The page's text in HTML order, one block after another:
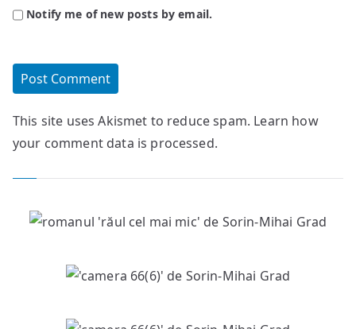
Notify me of new posts by email.
This site uses Akismet to reduce spam. Learn how
your comment data is processed.